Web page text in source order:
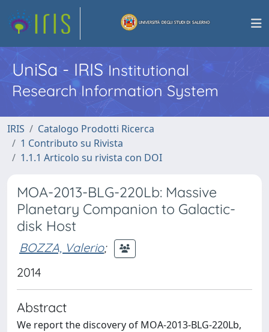
UniSa - IRISInstitutional
Research Information System
IRIS
Catalogo Prodotti Ricerca
1 Contributo su Rivista
1.1.1 Articolo su rivista con DOI
MOA-2013-BLG-220Lb: Massive
Planetary Companion to Galactic-
disk Host
BOZZA, Valerio;
2014
Abstract
We report the discovery of MOA-2013-BLG-220Lb,